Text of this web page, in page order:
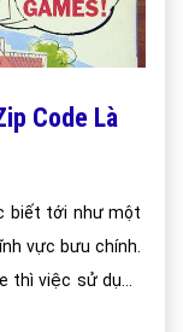
Code Là
biết tới như một
vực bưu chính.
thì việc sử dụng